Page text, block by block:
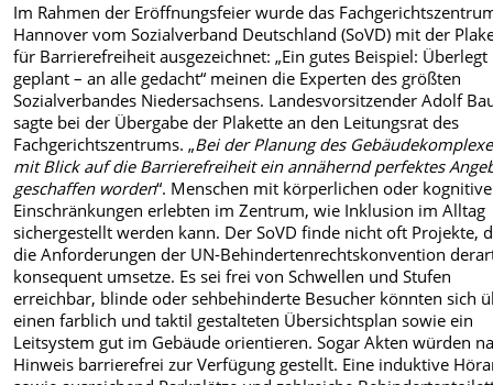
Im Rahmen der Eröffnungsfeier wurde das
Hannover vom Sozialverband Deutschland (SoVD) mit der
für Barrierefreiheit ausgezeichnet: „Ein gutes Beispiel: Überlegt
geplant – an alle gedacht“ meinen die Experten des größten
Sozialverbandes Niedersachsens. Landesvorsitzender Adolf
sagte bei der Übergabe der Plakette an den Leitungsrat des
Fachgerichtszentrums. „Bei der Planung des
mit Blick auf die Barrierefreiheit ein annähernd perfektes
geschaffen worden“. Menschen mit körperlichen oder
Einschränkungen erlebten im Zentrum, wie Inklusion im Alltag
sichergestellt werden kann. Der SoVD finde nicht oft Projekte,
die Anforderungen der UN-Behindertenrechtskonvention
konsequent umsetze. Es sei frei von Schwellen und Stufen
erreichbar, blinde oder sehbehinderte Besucher könnten sich
einen farblich und taktil gestalteten Übersichtsplan sowie ein
Leitsystem gut im Gebäude orientieren. Sogar Akten würden
Hinweis barrierefrei zur Verfügung gestellt. Eine induktive